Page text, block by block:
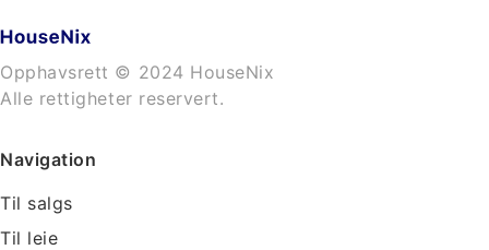
Opphavsrett © 2024 HouseNix
Alle rettigheter reservert.
Navigation
Til salgs
Til leie